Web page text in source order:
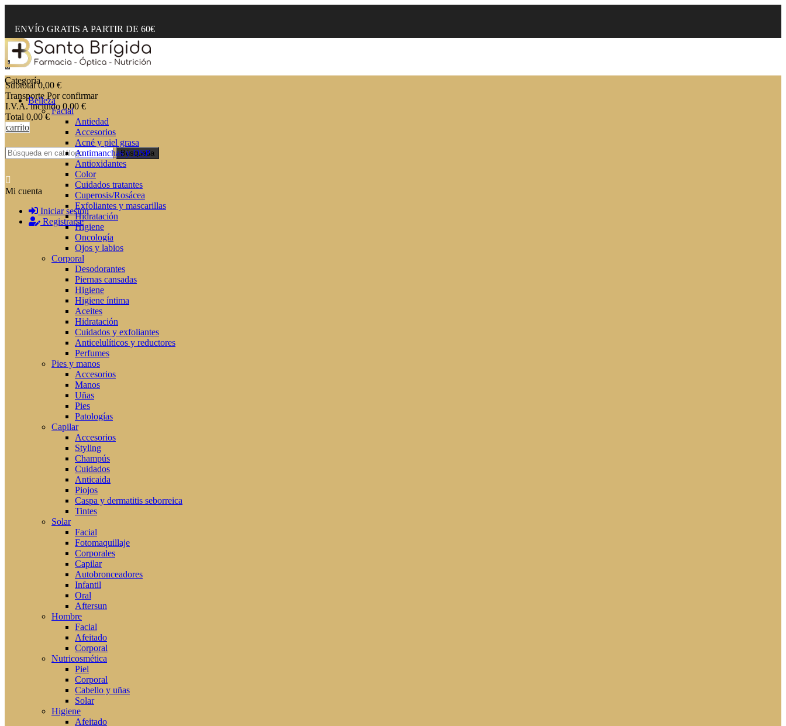
ENVÍO GRATIS A PARTIR DE 60€
0
Subtotal 0,00 €
Transporte Por confirmar
I.V.A. incluido 0,00 €
Total 0,00 €
carrito
Búsqueda
Mi cuenta
Iniciar sesión
Registrarse
Categoría
Belleza
Facial
Antiedad
Accesorios
Acné y piel grasa
Antimanchas y DSP
Antioxidantes
Color
Cuidados tratantes
Cuperosis/Rosácea
Exfoliantes y mascarillas
Hidratación
Higiene
Oncología
Ojos y labios
Corporal
Desodorantes
Piernas cansadas
Higiene
Higiene íntima
Aceites
Hidratación
Cuidados y exfoliantes
Anticelulíticos y reductores
Perfumes
Pies y manos
Accesorios
Manos
Uñas
Pies
Patologías
Capilar
Accesorios
Styling
Champús
Cuidados
Anticaida
Piojos
Caspa y dermatitis seborreica
Tintes
Solar
Facial
Fotomaquillaje
Corporales
Capilar
Autobronceadores
Infantil
Oral
Aftersun
Hombre
Facial
Afeitado
Corporal
Nutricosmética
Piel
Corporal
Cabello y uñas
Solar
Higiene
Afeitado